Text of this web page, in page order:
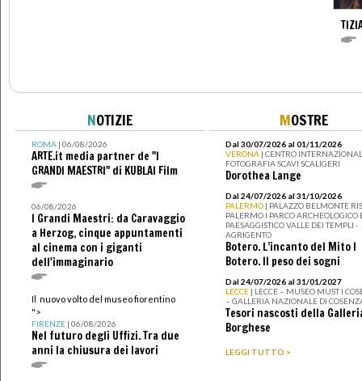
NOTIZIE
ROMA| 06/08/2026
ARTE.it media partner de "I
GRANDI MAESTRI" di KUBLAI Film
06/08/2026
I Grandi Maestri: da Caravaggio
a Herzog, cinque appuntamenti
al cinema con i giganti
dell'immaginario
Il nuovo volto del museo fiorentino
">
FIRENZE| 06/08/2026
Nel futuro degli Uffizi. Tra due
anni la chiusura dei lavori
MOSTRE
Dal 30/07/2026 al 01/11/2026
VERONA | CENTRO
FOTOGRAFIA SCAVI SCALIGERI
Dorothea Lange
Dal 24/07/2026 al 31/10/2026
PALERMO | PALAZZO BELMONTE
PALERMO I PARCO ARCHEOLOGICO
PAESAGGISTICO VALLE DEI TEMPLI -
AGRIGENTO
Botero. L’incanto del Mito I
Botero. Il peso dei sogni
Dal 24/07/2026 al 31/01/2027
LECCE | LECCE – MUSEO MUST I
– GALLERIA NAZIONALE DI
Tesori nascosti della
Borghese
LEGGI TUTTO >